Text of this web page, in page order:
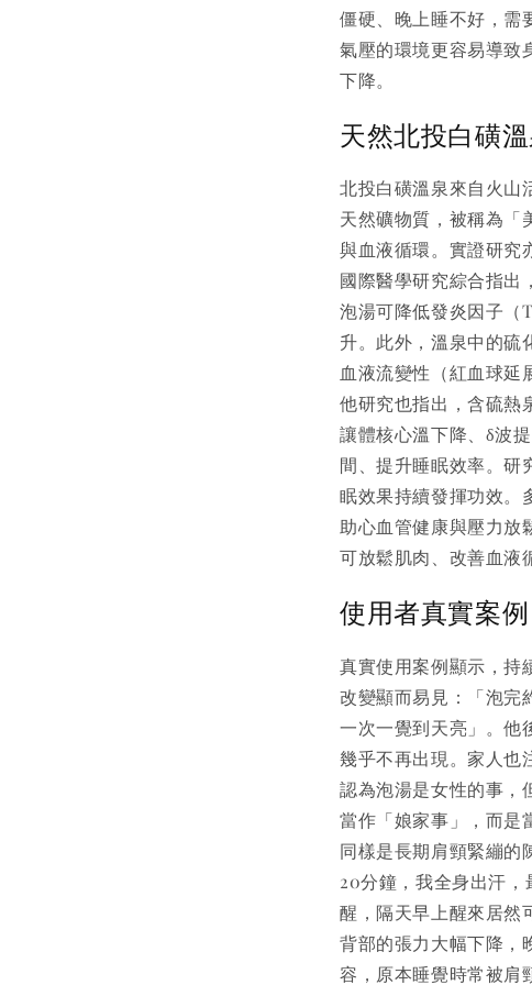
僵硬、晚上睡不好，需
氣壓的環境更容易導致
下降。
天然北投白磺
北投白磺溫泉來自火山
天然礦物質，被稱為「
與血液循環。實證研究
國際醫學研究綜合指出
泡湯可降低發炎因子（
升。此外，溫泉中的硫
血液流變性（紅血球延
他研究也指出，含硫熱
讓體核心溫下降、δ波
間、提升睡眠效率。研
眠效果持續發揮功效。
助心血管健康與壓力放
可放鬆肌肉、改善血液
使用者真實案
真實使用案例顯示，持
改變顯而易見：「泡完
一次一覺到天亮」。他
幾乎不再出現。家人也
認為泡湯是女性的事，
當作「娘家事」，而是
同樣是長期肩頸緊繃的
20分鐘，我全身出汗
醒，隔天早上醒來居然
背部的張力大幅下降，
容，原本睡覺時常被肩